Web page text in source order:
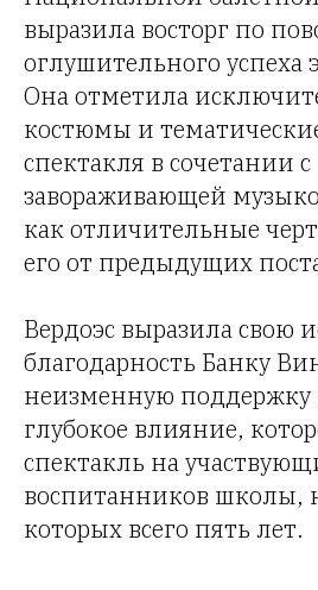
выразила восторг по
оглушительного успеха
Она отметила
костюмы и
спектакля в сочетании с
завораживающей
как отличительные
его от предыдущих
Вердоэс выразила свою
благодарность Банку
неизменную поддержку
глубокое влияние,
спектакль на
воспитанников школы,
которых всего пять лет.